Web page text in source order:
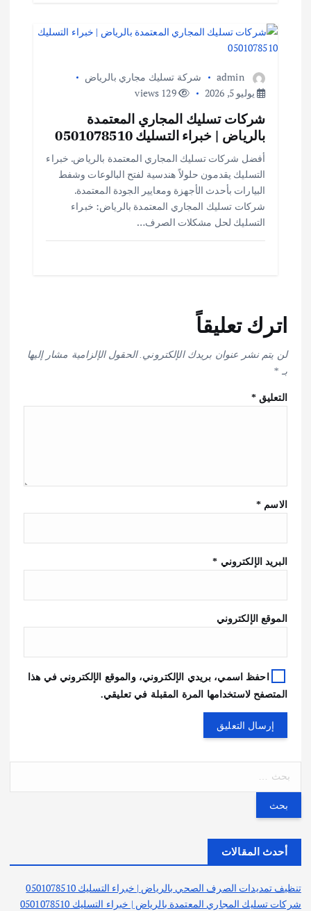
admin
شركة تسليك مجاري بالرياض
يوليو 5, 2026
129 views
شركات تسليك المجاري المعتمدة
بالرياض | خبراء التسليك 0501078510
أفضل شركات تسليك المجاري المعتمدة بالرياض. خبراء
التسليك يقدمون حلولاً هندسية لفتح البالوعات وشفط
البيارات بأحدث الأجهزة ومعايير الجودة المعتمدة.
شركات تسليك المجاري المعتمدة بالرياض: خبراء
التسليك لحل مشكلات الصرف…
اترك تعليقاً
لن يتم نشر عنوان بريدك الإلكتروني. الحقول الإلزامية مشار إليها
بـ *
التعليق*
الاسم *
البريد الإلكتروني *
الموقع الإلكتروني
احفظ اسمي، بريدي الإلكتروني، والموقع الإلكتروني في هذا
المتصفح لاستخدامها المرة المقبلة في تعليقي.
ح
ن
أحدث المقالات
تنظيف تمديدات الصرف الصحي بالرياض | خبراء التسليك 0501078510
شركات تسليك المجاري المعتمدة بالرياض | خبراء التسليك 0501078510